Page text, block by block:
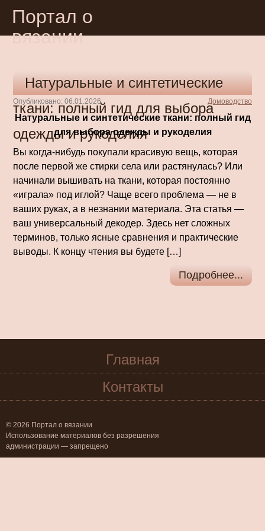
Портал о
вязании
Натуральные и синтетические
ткани: полный гид для выбора
одежды и рукоделия
Опубликовано: 06.01.2026 Домоводство
Натуральные и синтетические ткани: полный гид
для выбора одежды и рукоделия
Вы когда-нибудь покупали красивую вещь, которая
после первой же стирки села или растянулась? Или
начинали вышивать на ткани, которая постоянно
«играла» под иглой? Чаще всего проблема — не в
ваших руках, а в незнании материала. Эта статья —
ваш универсальный декодер. Здесь нет сложных
терминов, только ясные сравнения и практические
выводы. К концу чтения вы будете […]
Подробнее...
Главная
Контакты
© 2026 Портал о вязании
Использование материалов без разрешения
администрации — запрещено